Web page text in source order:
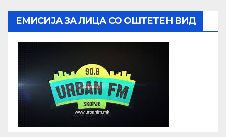
ЕМИСИЈА ЗА ЛИЦА СО ОШТЕТЕН ВИД